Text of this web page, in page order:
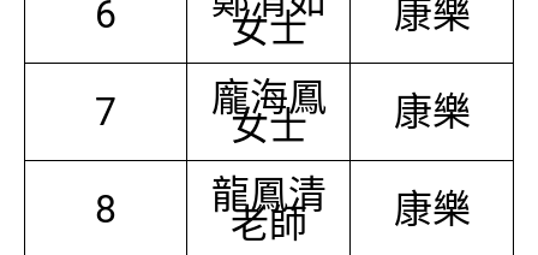
6 女士 康樂
7 龐海鳳
女士 康樂
8 龍鳳清
老師 康樂